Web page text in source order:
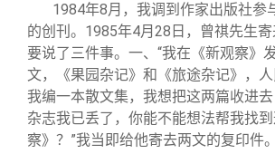
1984年8月，我调到作家出版社参
的创刊。1985年4月28日，曾祺先生
要说了三件事。一、“我在《新观察》
文，《果园杂记》和《旅途杂记》，
我编一本散文集，我想把这两篇收进
杂志我已丢了，你能不能想法帮我找
察》？”我当即给他寄去两文的复印件